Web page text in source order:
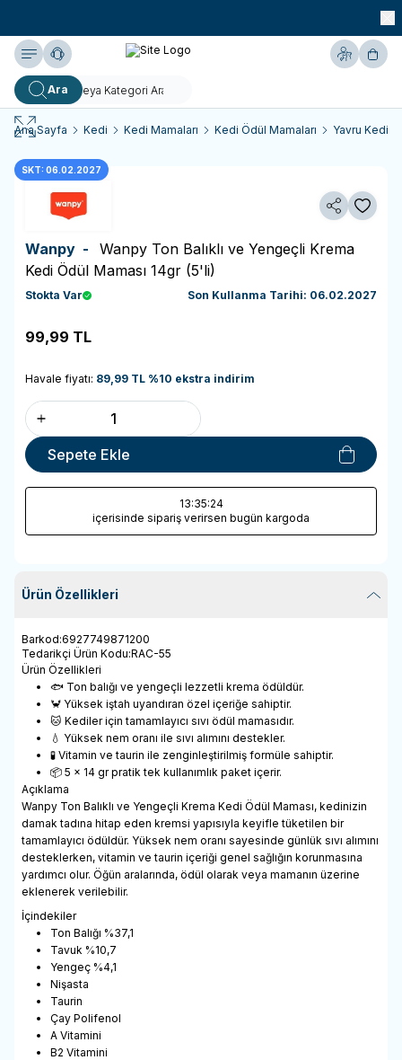
Yardım
Ara
Hesabım
Ana Sayfa Kedi Kedi Mamaları Kedi Ödül Mamaları Yavru Kedi
SKT: 06.02.2027
Paylaş
Wanpy - Wanpy Ton Balıklı ve Yengeçli Krema
Kedi Ödül Maması 14gr (5'li)
Stokta Var Son Kullanma Tarihi: 06.02.2027
99,99 TL
Havale fiyatı: 89,99 TL %10 ekstra indirim
Sepete Ekle
13:35:24
içerisinde sipariş verirsen bugün kargoda
Ürün Özellikleri
Barkod:6927749871200
Tedarikçi Ürün Kodu:RAC-55
Ürün Özellikleri
🐟 Ton balığı ve yengeçli lezzetli krema ödüldür.
🦀 Yüksek iştah uyandıran özel içeriğe sahiptir.
🐱 Kediler için tamamlayıcı sıvı ödül mamasıdır.
💧 Yüksek nem oranı ile sıvı alımını destekler.
🧪 Vitamin ve taurin ile zenginleştirilmiş formüle sahiptir.
📦 5 x 14 gr pratik tek kullanımlık paket içerir.
Açıklama
Wanpy Ton Balıklı ve Yengeçli Krema Kedi Ödül Maması, kedinizin
damak tadına hitap eden kremsi yapısıyla keyifle tüketilen bir
tamamlayıcı ödüldür. Yüksek nem oranı sayesinde günlük sıvı alımını
desteklerken, vitamin ve taurin içeriği genel sağlığın korunmasına
yardımcı olur. Öğün aralarında, ödül olarak veya mamanın üzerine
eklenerek verilebilir.
İçindekiler
Ton Balığı %37,1
Tavuk %10,7
Yengeç %4,1
Nişasta
Taurin
Çay Polifenol
A Vitamini
B2 Vitamini